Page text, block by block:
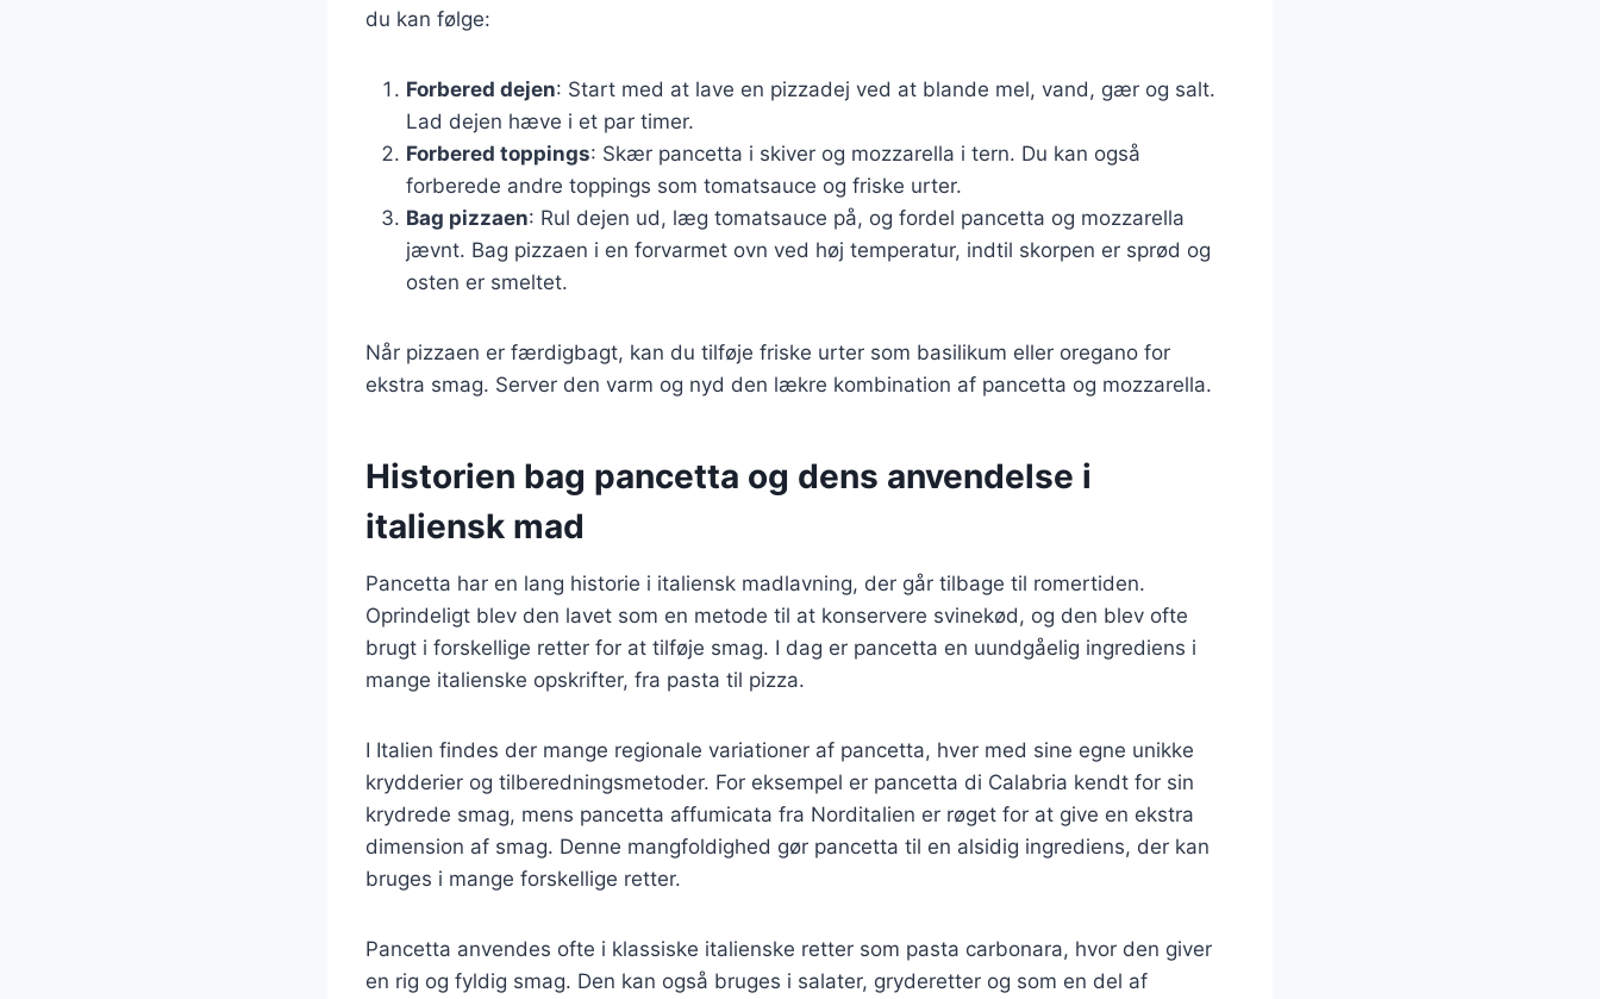
du kan følge:
Forbered dejen: Start med at lave en pizzadej ved at blande mel, vand, gær og salt.
Lad dejen hæve i et par timer.
Forbered toppings: Skær pancetta i skiver og mozzarella i tern. Du kan også
forberede andre toppings som tomatsauce og friske urter.
Bag pizzaen: Rul dejen ud, læg tomatsauce på, og fordel pancetta og mozzarella
jævnt. Bag pizzaen i en forvarmet ovn ved høj temperatur, indtil skorpen er sprød og
osten er smeltet.
Når pizzaen er færdigbagt, kan du tilføje friske urter som basilikum eller oregano for
ekstra smag. Server den varm og nyd den lækre kombination af pancetta og mozzarella.
Historien bag pancetta og dens anvendelse i
italiensk mad
Pancetta har en lang historie i italiensk madlavning, der går tilbage til romertiden.
Oprindeligt blev den lavet som en metode til at konservere svinekød, og den blev ofte
brugt i forskellige retter for at tilføje smag. I dag er pancetta en uundgåelig ingrediens i
mange italienske opskrifter, fra pasta til pizza.
I Italien findes der mange regionale variationer af pancetta, hver med sine egne unikke
krydderier og tilberedningsmetoder. For eksempel er pancetta di Calabria kendt for sin
krydrede smag, mens pancetta affumicata fra Norditalien er røget for at give en ekstra
dimension af smag. Denne mangfoldighed gør pancetta til en alsidig ingrediens, der kan
bruges i mange forskellige retter.
Pancetta anvendes ofte i klassiske italienske retter som pasta carbonara, hvor den giver
en rig og fyldig smag. Den kan også bruges i salater, gryderetter og som en del af